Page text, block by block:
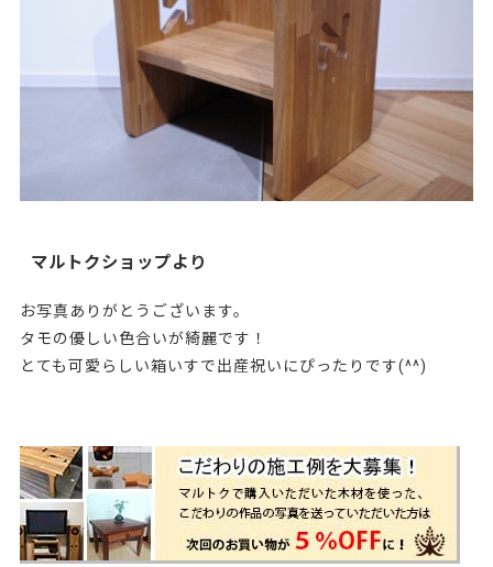
マルトクショップより
お写真ありがとうございます。
タモの優しい色合いが綺麗です！
とても可愛らしい箱いすで出産祝いにぴったりです(^^)